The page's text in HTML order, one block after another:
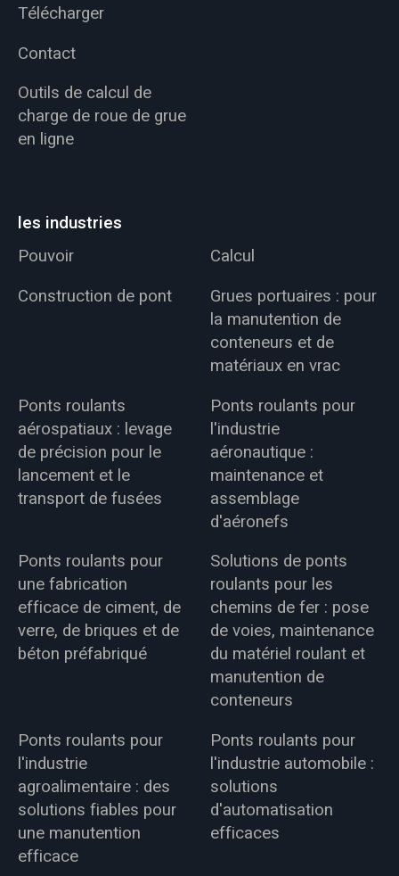
Télécharger
Contact
Outils de calcul de
charge de roue de grue
en ligne
les industries
Pouvoir
Calcul
Construction de pont
Grues portuaires : pour
la manutention de
conteneurs et de
matériaux en vrac
Ponts roulants
aérospatiaux : levage
de précision pour le
lancement et le
transport de fusées
Ponts roulants pour
l'industrie
aéronautique :
maintenance et
assemblage
d'aéronefs
Ponts roulants pour
une fabrication
efficace de ciment, de
verre, de briques et de
béton préfabriqué
Solutions de ponts
roulants pour les
chemins de fer : pose
de voies, maintenance
du matériel roulant et
manutention de
conteneurs
Ponts roulants pour
l'industrie
agroalimentaire : des
solutions fiables pour
une manutention
efficace
Ponts roulants pour
l'industrie automobile :
solutions
d'automatisation
efficaces